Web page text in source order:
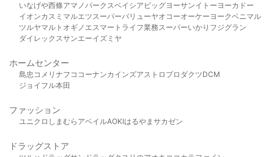
いなげや西條アマノパークスベイシア ビッグヨーサンイトーヨーカドー
イオンカスミ マルエツスーパーバリューヤオコーオーケー ヨークベニマル
ツルヤマルト オギノ エスマート ライフ業務スーパーいかり フジグラン
ダイレックスサンエーイズミヤ
ホームセンター
島忠 コメリ ナフコ コーナンカインズアストロプロダクツDCM
ジョイフル本田
ファッション
ユニクロ しまむら アベイルAOKIはるやま サカゼン
ドラッグストア